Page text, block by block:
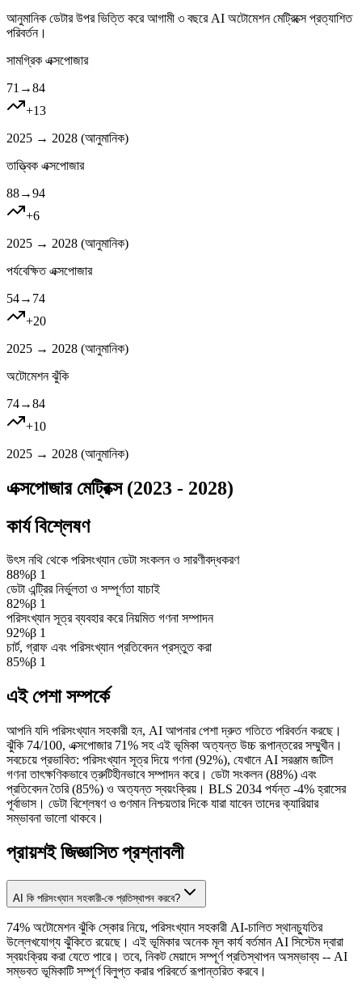
আনুমানিক ডেটার উপর ভিত্তি করে আগামী ৩ বছরে AI অটোমেশন মেট্রিক্সে প্রত্যাশিত
পরিবর্তন।
সামগ্রিক এক্সপোজার
71 →84
+13
2025 → 2028 (আনুমানিক)
তাত্ত্বিক এক্সপোজার
88→94
+6
2025 → 2028 (আনুমানিক)
পর্যবেক্ষিত এক্সপোজার
54→ 74
+20
2025 → 2028 (আনুমানিক)
অটোমেশন ঝুঁকি
74→84
+10
2025 → 2028 (আনুমানিক)
এক্সপোজার মেট্রিক্স (2023 - 2028)
কার্য বিশ্লেষণ
উৎস নথি থেকে পরিসংখ্যান ডেটা সংকলন ও সারণীবদ্ধকরণ
88%β 1
ডেটা এন্ট্রির নির্ভুলতা ও সম্পূর্ণতা যাচাই
82%β 1
পরিসংখ্যান সূত্র ব্যবহার করে নিয়মিত গণনা সম্পাদন
92%β 1
চার্ট, গ্রাফ এবং পরিসংখ্যান প্রতিবেদন প্রস্তুত করা
85%β 1
এই পেশা সম্পর্কে
আপনি যদি পরিসংখ্যান সহকারী হন, AI আপনার পেশা দ্রুত গতিতে পরিবর্তন করছে।
ঝুঁকি 74/100, এক্সপোজার 71% সহ এই ভূমিকা অত্যন্ত উচ্চ রূপান্তরের সম্মুখীন।
সবচেয়ে প্রভাবিত: পরিসংখ্যান সূত্র দিয়ে গণনা (92%), যেখানে AI সরঞ্জাম জটিল
গণনা তাৎক্ষণিকভাবে ত্রুটিহীনভাবে সম্পাদন করে। ডেটা সংকলন (88%) এবং
প্রতিবেদন তৈরি (85%) ও অত্যন্ত স্বয়ংক্রিয়। BLS 2034 পর্যন্ত -4% হ্রাসের
পূর্বাভাস। ডেটা বিশ্লেষণ ও গুণমান নিশ্চয়তার দিকে যারা যাবেন তাদের ক্যারিয়ার
সম্ভাবনা ভালো থাকবে।
প্রায়শই জিজ্ঞাসিত প্রশ্নাবলী
AI কি পরিসংখ্যান সহকারী-কে প্রতিস্থাপন করবে?
74% অটোমেশন ঝুঁকি স্কোর নিয়ে, পরিসংখ্যান সহকারী AI-চালিত স্থানচ্যুতির
উল্লেখযোগ্য ঝুঁকিতে রয়েছে। এই ভূমিকার অনেক মূল কার্য বর্তমান AI সিস্টেম দ্বারা
স্বয়ংক্রিয় করা যেতে পারে। তবে, নিকট মেয়াদে সম্পূর্ণ প্রতিস্থাপন অসম্ভাব্য -- AI
সম্ভবত ভূমিকাটি সম্পূর্ণ বিলুপ্ত করার পরিবর্তে রূপান্তরিত করবে।